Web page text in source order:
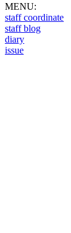
MENU:
staff coordinate
staff blog
diary
issue